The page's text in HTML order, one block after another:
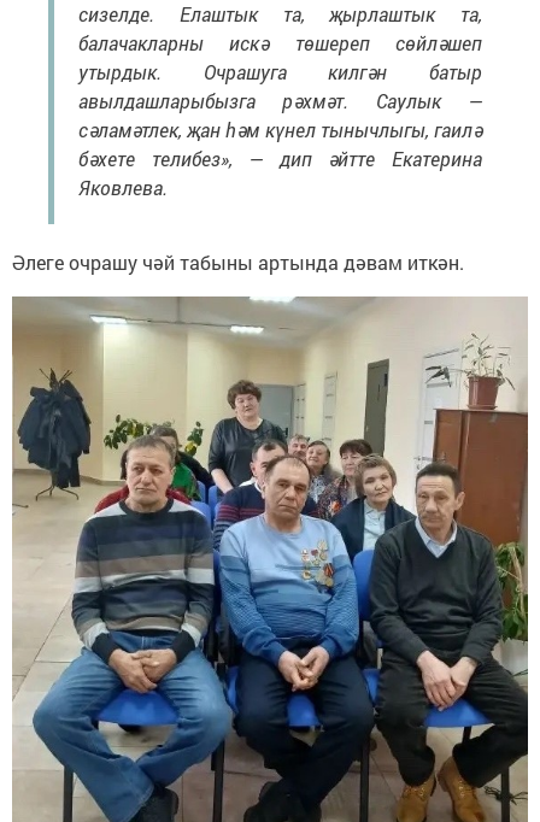
сизелде. Елаштык та, җырлаштык та,
балачакларны искә төшереп сөйләшеп
утырдык. Очрашуга килгән батыр
авылдашларыбызга рәхмәт. Саулык —
сәламәтлек, җан һәм күнел тынычлыгы, гаилә
бәхете телибез», — дип әйтте Екатерина
Яковлева.
Әлеге очрашу чәй табыны артында дәвам иткән.